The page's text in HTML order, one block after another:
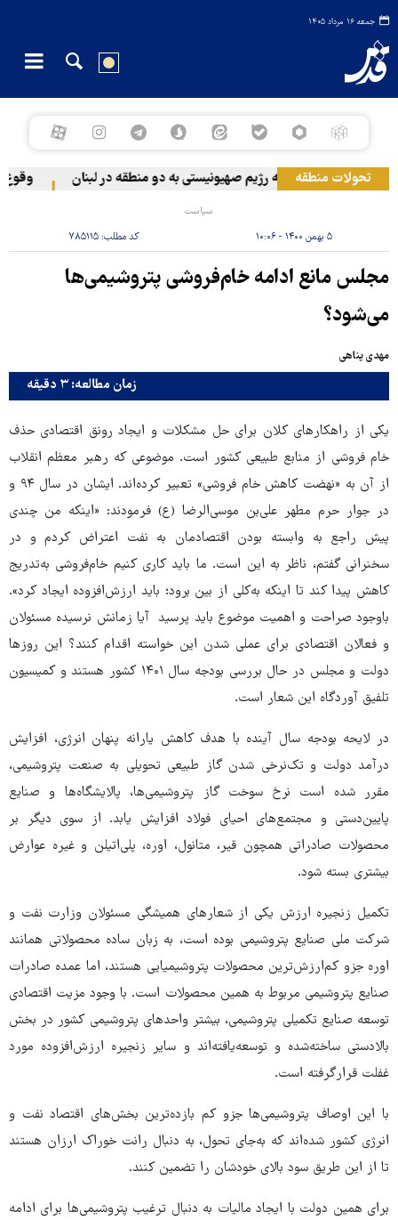
جمعه ۱۶ مرداد ۱۴۰۵
تحولات منطقهحمله رژیم صهیونیستی به دو منطقه در لبنان وقوع
سیاست
۵ بهمن ۱۴۰۰ - ۱۰:۰۶ کد مطلب: ۷۸۵۱۱۵
مجلس مانع ادامه خام‌فروشی پتروشیمی‌ها
می‌شود؟
مهدی پناهی
زمان مطالعه: ۳ دقیقه
یکی از راهکارهای کلان برای حل مشکلات و ایجاد رونق اقتصادی حذف
خام فروشی از منابع طبیعی کشور است. موضوعی که رهبر معظم انقلاب
از آن به «نهضت کاهش خام فروشی» تعبیر کرده‌اند. ایشان در سال ۹۴ و
در جوار حرم مطهر علی‌بن موسی‌الرضا (ع) فرمودند: «اینکه من چندی
پیش راجع به وابسته بودن اقتصادمان به نفت اعتراض کردم و در
سخنرانی گفتم، ناظر به این است. ما باید کاری کنیم خام‌فروشی به‌تدریج
کاهش پیدا کند تا اینکه به‌کلی از بین برود؛ باید ارزش‌افزوده ایجاد کرد».
باوجود صراحت و اهمیت موضوع باید پرسید آیا زمانش نرسیده مسئولان
و فعالان اقتصادی برای عملی شدن این خواسته اقدام کنند؟ این روزها
دولت و مجلس در حال بررسی بودجه سال ۱۴۰۱ کشور هستند و کمیسیون
تلفیق آوردگاه این شعار است.
در لایحه بودجه سال آینده با هدف کاهش یارانه پنهان انرژی، افزایش
درآمد دولت و تک‌نرخی شدن گاز طبیعی تحویلی به صنعت پتروشیمی،
مقرر شده است نرخ سوخت گاز پتروشیمی‌ها، پالایشگاه‌ها و صنایع
پایین‌دستی و مجتمع‌های احیای فولاد افزایش یابد. از سوی دیگر بر
محصولات صادراتی همچون قیر، متانول، اوره، پلی‌اتیلن و غیره عوارض
بیشتری بسته شود.
تکمیل زنجیره ارزش یکی از شعارهای همیشگی مسئولان وزارت نفت و
شرکت ملی صنایع پتروشیمی بوده است، به زبان ساده محصولاتی همانند
اوره جزو کم‌ارزش‌ترین محصولات پتروشیمیایی هستند، اما عمده صادرات
صنایع پتروشیمی مربوط به همین محصولات است. با وجود مزیت اقتصادی
توسعه صنایع تکمیلی پتروشیمی، بیشتر واحدهای پتروشیمی کشور در بخش
بالادستی ساخته‌شده و توسعه‌یافته‌اند و سایر زنجیره ارزش‌افزوده مورد
غفلت قرارگرفته است.
با این اوصاف پتروشیمی‌ها جزو کم بازده‌ترین بخش‌های اقتصاد نفت و
انرژی کشور شده‌اند که به‌جای تحول، به دنبال رانت خوراک ارزان هستند
تا از این طریق سود بالای خودشان را تضمین کنند.
برای همین دولت با ایجاد مالیات به دنبال ترغیب پتروشیمی‌ها برای ادامه